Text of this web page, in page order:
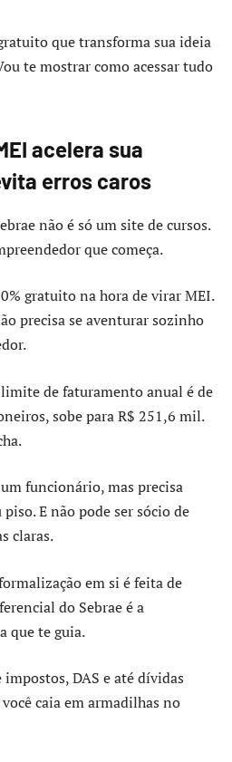
que transforma sua ideia
te mostrar como acessar tudo
acelera sua
erros caros
não é só um site de cursos.
que começa.
gratuito na hora de virar MEI.
precisa se aventurar sozinho
de faturamento anual é de
sobe para R$ 251,6 mil.
funcionário, mas precisa
E não pode ser sócio de
claras.
em si é feita de
do Sebrae é a
que te guia.
DAS e até dívidas
caia em armadilhas no